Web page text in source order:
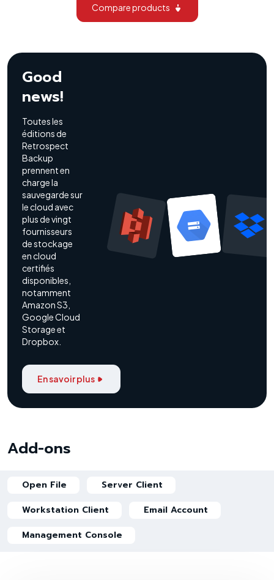
Compare products
Good
news!
Toutes les
éditions de
Retrospect
Backup
prennent en
charge la
sauvegarde sur
le cloud avec
plus de vingt
fournisseurs
de stockage
en cloud
certifiés
disponibles,
notamment
Amazon S3,
Google Cloud
Storage et
Dropbox.
En savoir plus
Add-ons
Open File
Server Client
Workstation Client
Email Account
Management Console